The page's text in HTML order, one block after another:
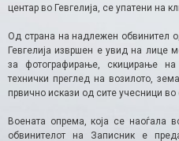
центар во Гевгелија, се упатени на
Од страна на надлежен обвинител
Гевгелија извршен е увид на лице
за фотографирање, скицирање
технички преглед на возилото,
првично искази од сите учесници во
Воената опрема, која се наоѓала
обвинителот на Записник е